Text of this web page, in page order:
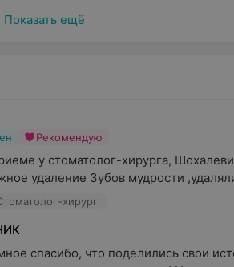
Показать ещё
Рекомендую
у стоматолог-хирурга,
удаление Зубов мудрости
хирург
спасибо, что поделились свои